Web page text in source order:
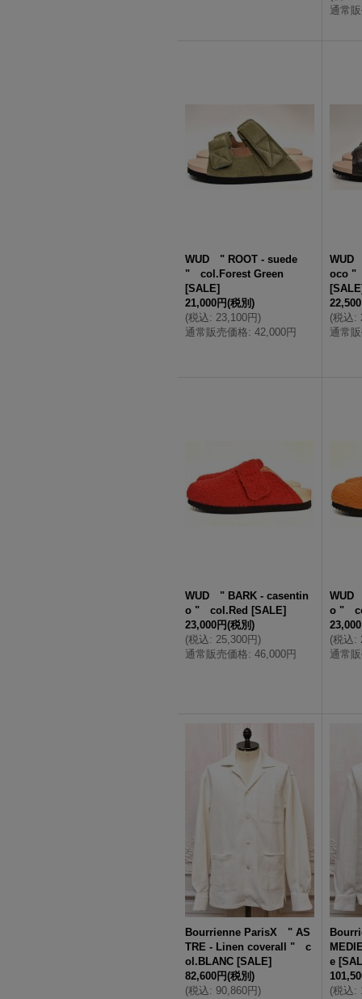
通常
WUD " ROOT - suede
" col.Forest Green
[SALE]
21,000円(税別)
(税込: 23,100円)
通常販売価格: 42,000円
WUD
oco "
[SALE
(税込:
通常
WUD " BARK - casentin
o " col.Red [SALE]
23,000円(税別)
(税込: 25,300円)
通常販売価格: 46,000円
WUD
o "
(税込:
通常
Bourrienne ParisX " AS
TRE - Linen coverall " c
ol.BLANC [SALE]
82,600円(税別)
(税込: 90,860円)
e [
(税込: